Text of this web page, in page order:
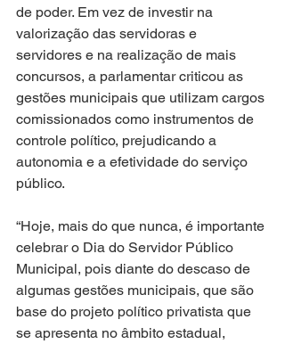
de poder. Em vez de investir na
valorização das servidoras e
servidores e na realização de mais
concursos, a parlamentar criticou as
gestões municipais que utilizam cargos
comissionados como instrumentos de
controle político, prejudicando a
autonomia e a efetividade do serviço
público.
“Hoje, mais do que nunca, é importante
celebrar o Dia do Servidor Público
Municipal, pois diante do descaso de
algumas gestões municipais, que são
base do projeto político privatista que
se apresenta no âmbito estadual,